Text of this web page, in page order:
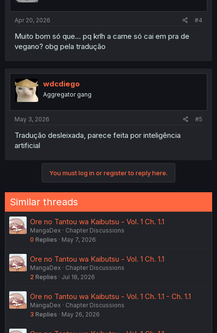
Apr 20, 2026 #4
Muito bom só que... pq krlh a carne só cai em pra de
vegano? obg pela tradução
wdcdiego
Aggregator gang
May 3, 2026 #5
Tradução desleixada, parece feita por inteligência
artificial
You must log in or register to reply here.
Similar threads
Ore no Tantou wa Kaibutsu - Vol. 1 Ch. 1.1
MangaDex
Chapter Discussions
0 Replies May 7, 2026
Ore no Tantou wa Kaibutsu - Vol. 1 Ch. 1.1
MangaDex
Chapter Discussions
2 Replies Jul 18, 2026
Ore no Tantou wa Kaibutsu - Vol. 1 Ch. 1.1 - Ch. 1.1
MangaDex
Chapter Discussions
3 Replies May 26, 2026